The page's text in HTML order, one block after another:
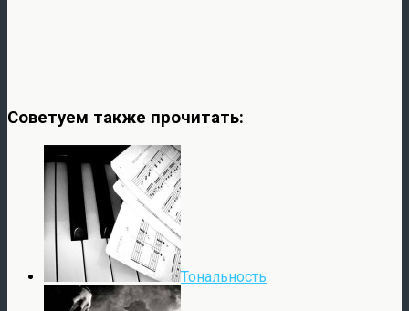
Советуем также прочитать:
Тональность